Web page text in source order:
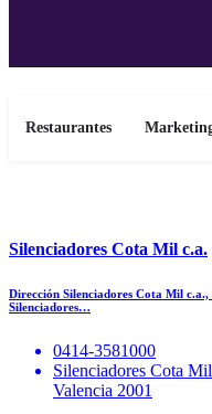
Restaurantes
Silenciadores Cota Mil c.a.
Dirección Silenciadores Cota Mil
Silenciadores…
0414-3581000
Silenciadores Cota
Valencia 2001